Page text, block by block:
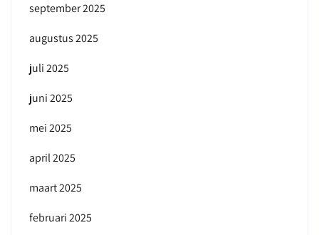
september 2025
augustus 2025
juli 2025
juni 2025
mei 2025
april 2025
maart 2025
februari 2025